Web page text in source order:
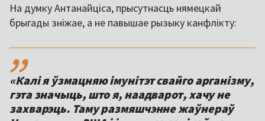
На думку Антанайціса, прысутнасць нямецкай
брыгады зніжае, а не павышае рызыку канфлікту:
,,
«Калі я ўзмацняю імунітэт свайго арганізму,
гэта значыць, што я, наадварот, хачу не
захварэць. Таму размяшчэнне жаўнераў